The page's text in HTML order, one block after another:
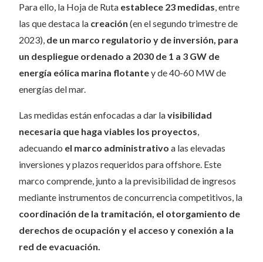
Para ello, la Hoja de Ruta establece 23 medidas , entre
las que destaca la creación (en el segundo trimestre de
2023), de un marco regulatorio y de inversión, para
un despliegue ordenado a 2030 de 1 a 3 GW de
energía eólica marina flotantey de 40-60 MW de
energías del mar.
Las medidas están enfocadas a dar lavisibilidad
necesaria que haga viables los proyectos
adecuando el marco administrativo a las elevadas
inversiones y plazos requeridos para offshore. Este
marco comprende, junto a la previsibilidad de ingresos
mediante instrumentos de concurrencia competitivos, la
coordinación de la tramitación, el otorgamiento de
derechos de ocupación y el acceso y conexión a la
red de evacuación.